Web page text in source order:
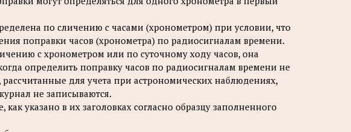
по сличению с часами (хронометром) при условии, что
поправки часов (хронометра) по радиосигналам времени.
с хронометром или по суточному ходу часов, она
определить поправку часов по радиосигналам времени не
для учета при астрономических наблюдениях,
не записываются.
указано в их заголовках согласно образцу заполненного